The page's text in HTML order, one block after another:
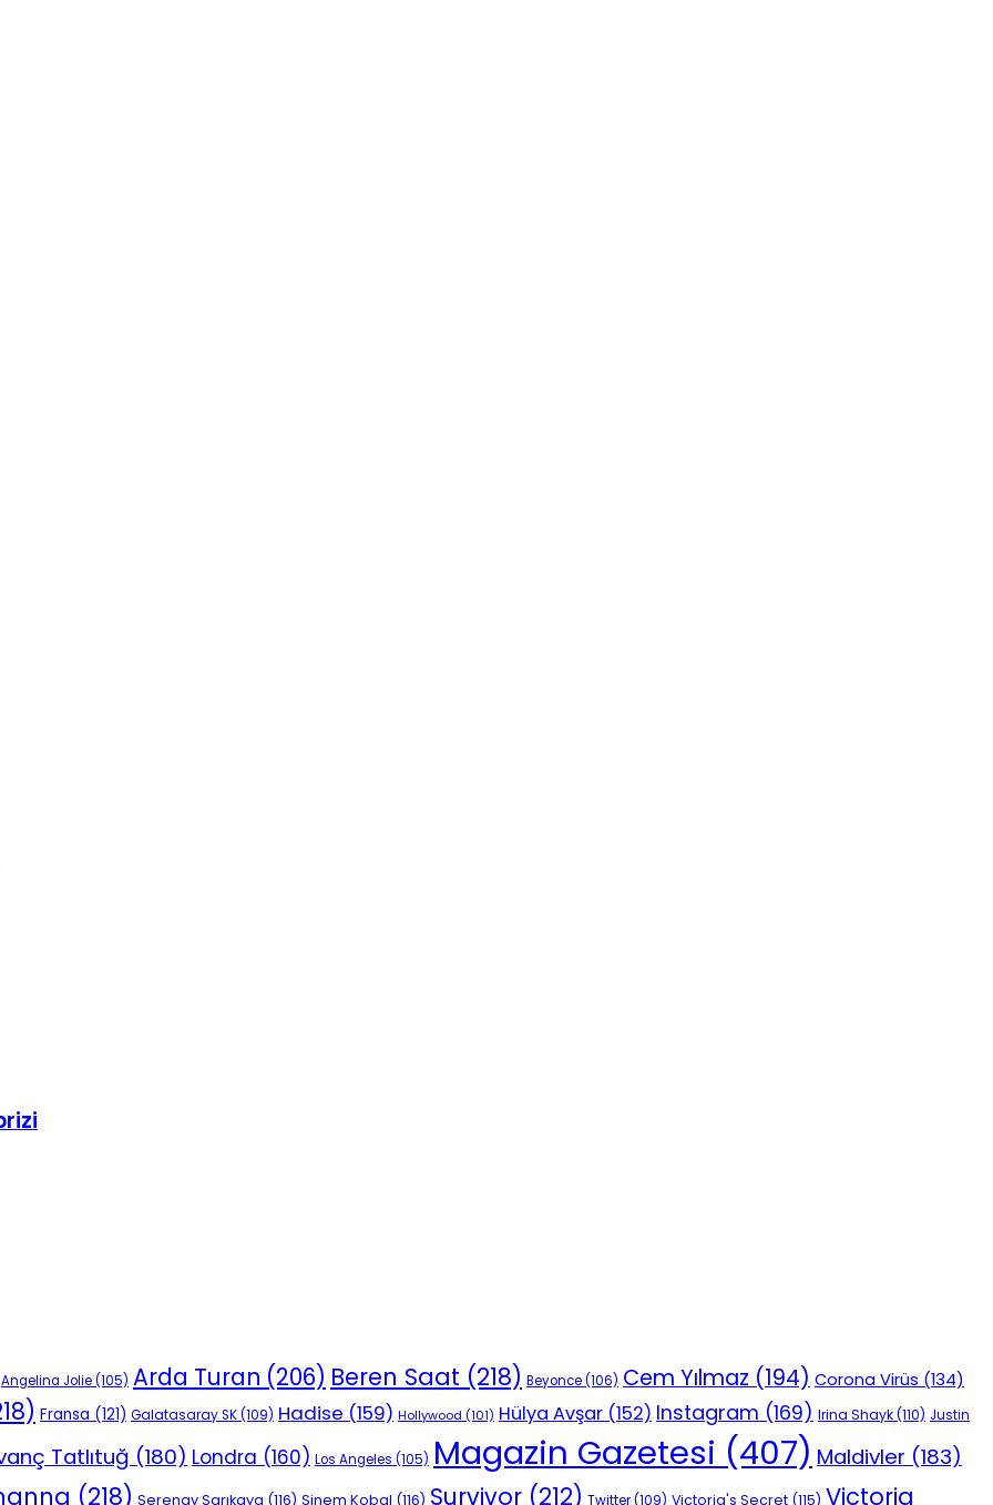
Angelina Jolie(105) Arda Turan (206) Beren Saat (218) Beyonce(106) Cem Yılmaz (194) Corona Virüs (134)
Fransa (121) Galatasaray SK(109) Hadise (159) Hollywood (101) Hülya Avşar (152) Instagram (169) Irina Shayk(110) Justin
Tatlıtuğ (180) Londra (160) Los Angeles (105) Magazin Gazetesi (407) Maldivler (183)
(218) Serenay Sarıkaya (116) Sinem Kobal (116) Survivor (212) Twitter(109) Victoria's Secret (115) Victoria